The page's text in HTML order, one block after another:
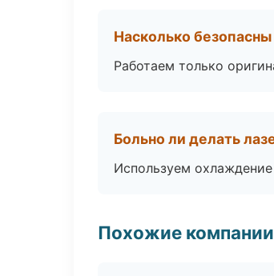
Насколько
Работаем только
Больно ли делать
Используем
Похожие